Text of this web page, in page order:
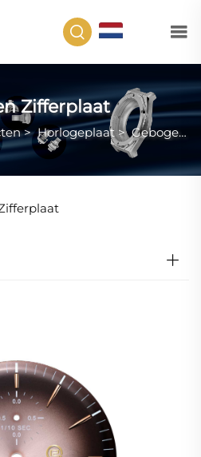
Zifferplaat
>Horlogeplaat >Gebogen Zifferplaat